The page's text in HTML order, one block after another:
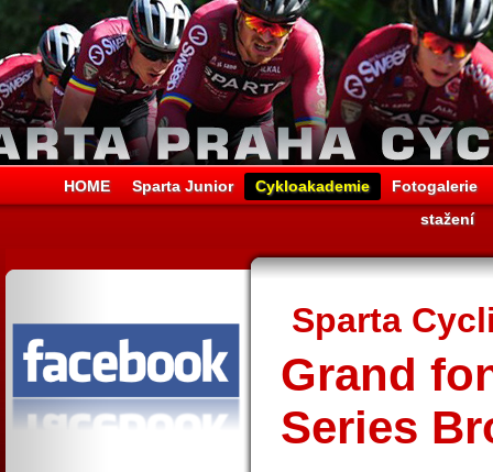
HOME Sparta Junior Cykloakademie
Fotogalerie
stažení
Sparta
Grand
Series